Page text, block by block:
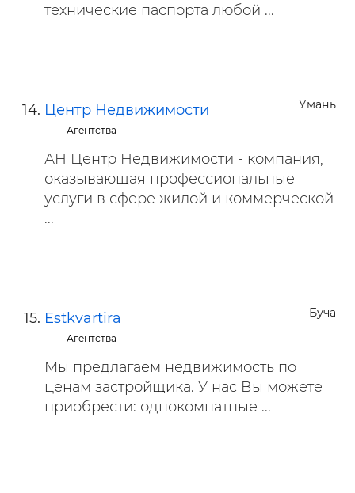
технические паспорта любой ...
Умань
Центр Недвижимости
Агентства
АН Центр Недвижимости - компания,
оказывающая профессиональные
услуги в сфере жилой и коммерческой
...
Буча
Estkvartira
Агентства
Мы предлагаем недвижимость по
ценам застройщика. У нас Вы можете
приобрести: однокомнатные ...